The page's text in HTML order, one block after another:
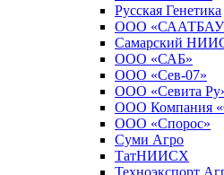
Русская Генетика
ООО «СААТБАУ
Самарский
ООО «САБ»
ООО «Сев-07»
ООО «Севита
ООО Компания
ООО «Спорос»
Суми Агро
ТатНИИСХ
Техноэкспорт